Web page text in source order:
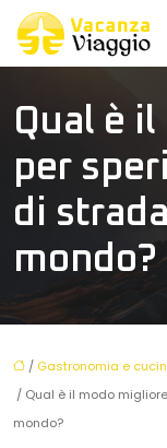
Qual è
per
di
mondo?
/ Gastronomia e
/ Qual è il modo
mondo?